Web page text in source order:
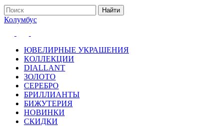
Колумбус
ЮВЕЛИРНЫЕ УКРАШЕНИЯ
КОЛЛЕКЦИИ
DIALLANT
ЗОЛОТО
СЕРЕБРО
БРИЛЛИАНТЫ
БИЖУТЕРИЯ
НОВИНКИ
СКИДКИ